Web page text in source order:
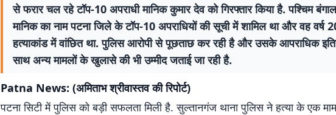
से फरार चल रहे टॉप-10 अपराधी मानिक कुमार देव को गिरफ्तार किया है. पश्चिम बंगाल
मानिक का नाम पटना जिले के टॉप-10 अपराधियों की सूची में शामिल था और वह वर्ष
हत्याकांड में वांछित था. पुलिस आरोपी से पूछताछ कर रही है और उसके आपराधिक
साथ अन्य मामलों के खुलासे की भी उम्मीद जताई जा रही है.
Patna News: (अमिताभ श्रीवास्तव की रिपोर्ट)
पटना सिटी में पुलिस को बड़ी सफलता मिली है. सुल्तानगंज थाना पुलिस ने हत्या के एक